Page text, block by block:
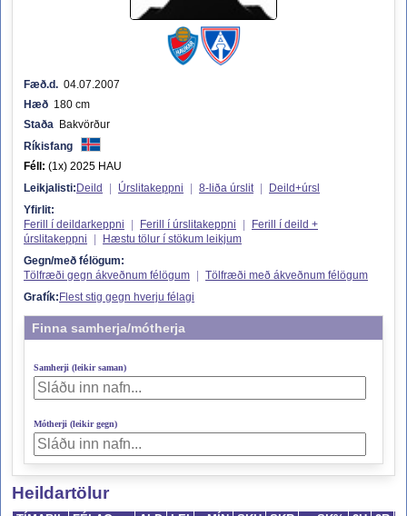
Fæð.d. 04.07.2007
Hæð 180 cm
Staða Bakvörður
Ríkisfang
Féll: (1x) 2025 HAU
Leikjalisti: Deild Úrslitakeppni 8-liða úrslit
Deild+úrsl
Yfirlit:
Ferill í deildarkeppni
Ferill í úrslitakeppni
Ferill í deild +
úrslitakeppni
Hæstu tölur í stökum leikjum
Gegn/með félögum:
Tölfræði gegn ákveðnum félögum
Tölfræði með ákveðnum félögum
Grafík: Flest stig gegn hverju félagi
Finna samherja/mótherja
Samherji (leikir saman)
Mótherji (leikir gegn)
Heildartölur